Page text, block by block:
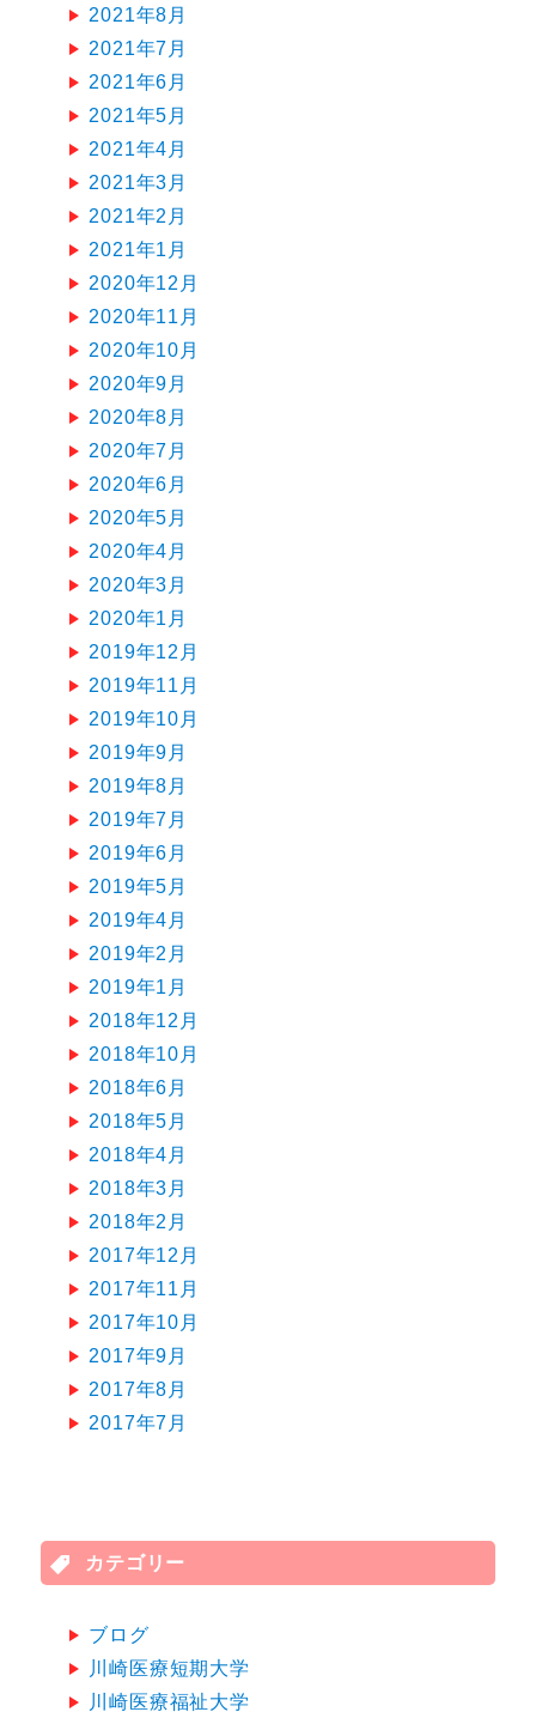
2021年8月
2021年7月
2021年6月
2021年5月
2021年4月
2021年3月
2021年2月
2021年1月
2020年12月
2020年11月
2020年10月
2020年9月
2020年8月
2020年7月
2020年6月
2020年5月
2020年4月
2020年3月
2020年1月
2019年12月
2019年11月
2019年10月
2019年9月
2019年8月
2019年7月
2019年6月
2019年5月
2019年4月
2019年2月
2019年1月
2018年12月
2018年10月
2018年6月
2018年5月
2018年4月
2018年3月
2018年2月
2017年12月
2017年11月
2017年10月
2017年9月
2017年8月
2017年7月
カテゴリー
ブログ
川崎医療短期大学
川崎医療福祉大学